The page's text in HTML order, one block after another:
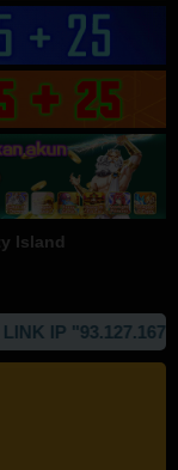
Island
"93.127.167.99"